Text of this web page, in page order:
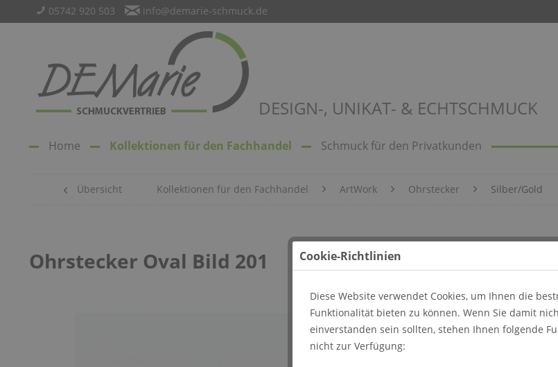
05742 920 503 info@demarie-schmuck.de
DESIGN-, UNIKAT- & ECHTSCHMUCK
Home Kollektionen für den Fachhandel Schmuck für den Privatkunden
Übersicht Kollektionen für den Fachhandel ArtWork Ohrstecker Silber/Gold
Ohrstecker Oval Bild 201 Cookie-Richtlinien
Diese Website verwendet Cookies, um Ihnen die
Funktionalität bieten zu können. Wenn Sie damit
einverstanden sein sollten, stehen Ihnen folgende
nicht zur Verfügung: